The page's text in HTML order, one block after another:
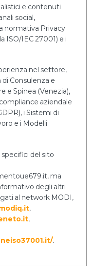
e contenuti
social,
normativa Privacy
ISO/IEC 27001) e i
nel settore,
Consulenza e
e Spinea (Venezia),
aziendale
i Sistemi di
e i Modelli
del sito
ma
degli altri
al network MODI,
,
,
.